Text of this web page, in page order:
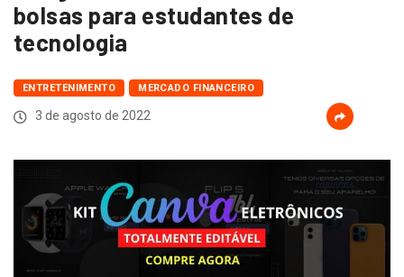
bolsas para estudantes de
tecnologia
ENTRETENIMENTO MERCADO FINANCEIRO
3 de agosto de 2022